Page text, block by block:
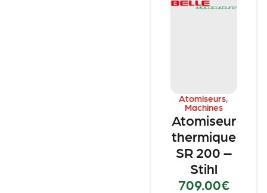
Atomiseurs,
Machines
Atomiseur
thermique
SR 200 –
Stihl
709.00€